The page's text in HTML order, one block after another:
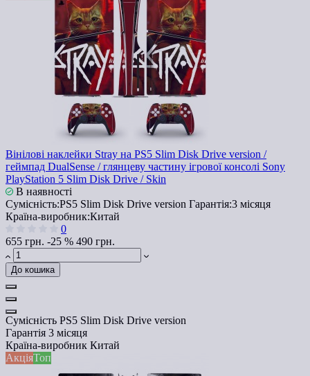
Вінілові наклейки Stray на PS5 Slim Disk Drive version /
геймпад DualSense / глянцеву частину ігрової консолі Sony
PlayStation 5 Slim Disk Drive / Skin
В наявності
Сумісність:PS5 Slim Disk Drive version Гарантія:3 місяця
Країна-виробник:Китай
0
655 грн. -25 % 490 грн.
До кошика
Сумісність PS5 Slim Disk Drive version
Гарантія 3 місяця
Країна-виробник Китай
АкціяТоп